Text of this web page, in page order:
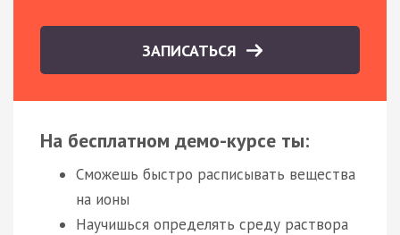
ЗАПИСАТЬСЯ
На бесплатном демо-курсе ты:
Сможешь быстро расписывать вещества
на ионы
Научишься определять среду раствора